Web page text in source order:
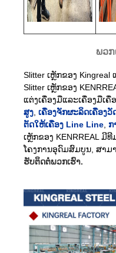
ພວ
Slitter ເຫຼັກຂອງ
Slitter ເຫຼັກຂອງ
ແຕ່ງເຄື່ອງມືແລະເຄື່ອງມືເຄື່
ສູງ ເຄື່ອງຈັກຜະລິດເຄື່ອງ
ຕັດໃຫ້ເຄື່ອງ Line Line ກ
ເຫຼັກຂອງ KENRREAL ມີ
ໂຄງການອຸດົມສົມບູນ, ສາມ
ຮັບຕິດຕໍ່ພວກເຮົາ.